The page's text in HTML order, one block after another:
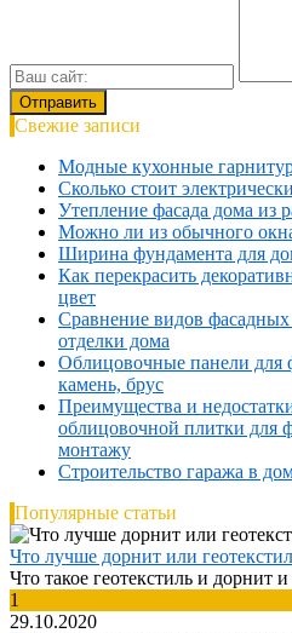
Свежие записи
Модные кухонные
Сколько стоит
Утепление фасада дома из
Можно ли из обычного
Ширина фундамента для
Как перекрасить
цвет
Сравнение видов
отделки дома
Облицовочные панели для
камень, брус
Преимущества и
облицовочной плитки для
монтажу
Строительство гаража в
Популярные статьи
Что лучше дорнит или
Что такое геотекстиль и дорнит
1
29.10.2020